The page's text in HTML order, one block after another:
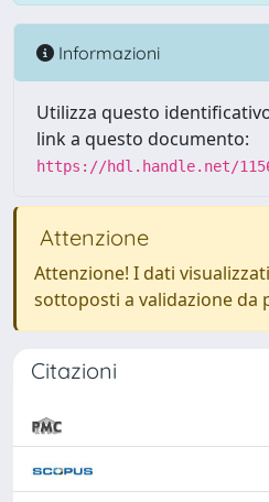
Informazioni
Utilizza questo
link a questo documento:
https://hdl.handle.net/
Attenzione
Attenzione! I dati
sottoposti a validazione da
Citazioni